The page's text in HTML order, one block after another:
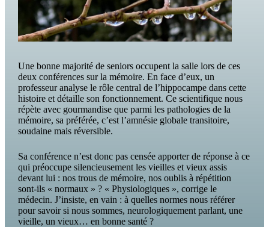
Une bonne majorité de seniors occupent la salle lors de ces
deux conférences sur la mémoire. En face d’eux, un
professeur analyse le rôle central de l’hippocampe dans cette
histoire et détaille son fonctionnement. Ce scientifique nous
répète avec gourmandise que parmi les pathologies de la
mémoire, sa préférée, c’est l’amnésie globale transitoire,
soudaine mais réversible.
Sa conférence n’est donc pas censée apporter de réponse à ce
qui préoccupe silencieusement les vieilles et vieux assis
devant lui : nos trous de mémoire, nos oublis à répétition
sont-ils « normaux » ? « Physiologiques », corrige le
médecin. J’insiste, en vain : à quelles normes nous référer
pour savoir si nous sommes, neurologiquement parlant, une
vieille, un vieux… en bonne santé ?